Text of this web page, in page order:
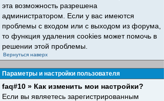
эта возможность разрешена
администратором. Если у вас имеются
проблемы с входом или с выходом из форума,
то функция удаления cookies может помочь в
решении этой проблемы.
Вернуться наверх
Параметры и настройки пользователя
faq#10 » Как изменить мои настройки?
Если вы являетесь зарегистрированным